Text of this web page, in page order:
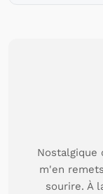
Nostalgique
m'en
sourire. À